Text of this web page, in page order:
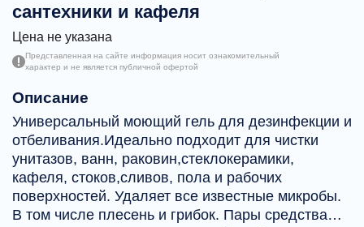
сантехники и кафеля
Цена не указана
Представленная на сайте информация носит ознакомительный
характер и не является публичной офертой
Описание
Универсальный моющий гель для дезинфекции и
отбеливания.Идеально подходит для чистки
унитазов, ванн, раковин,стеклокерамики,
кафеля, стоков,сливов, пола и рабочих
поверхностей. Удаляет все известные микробы.
В том числе плесень и грибок. Пары средства